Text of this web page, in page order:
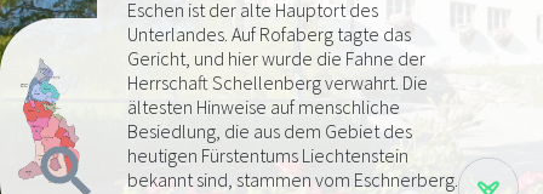
Eschen ist der alte Hauptort des
Unterlandes. Auf Rofaberg tagte das
Gericht, und hier wurde die Fahne der
Herrschaft Schellenberg verwahrt. Die
ältesten Hinweise auf menschliche
Besiedlung, die aus dem Gebiet des
heutigen Fürstentums Liechtenstein
bekannt sind, stammen vom Eschnerberg.